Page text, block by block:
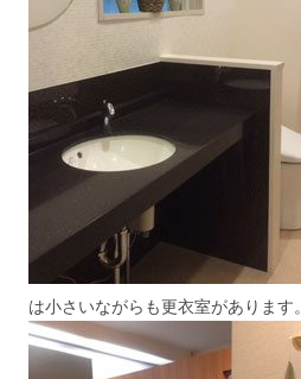
は小さいながらも更衣室があります。